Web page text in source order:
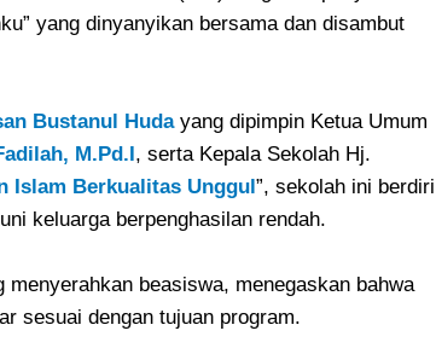
yang dinyanyikan bersama dan disambut
Bustanul Hudayang dipimpin Ketua Umum
M.Pd.I, serta Kepala Sekolah Hj.
Islam Berkualitas Unggul”, sekolah ini berdiri
keluarga berpenghasilan rendah.
beasiswa, menegaskan bahwa
sesuai dengan tujuan program.